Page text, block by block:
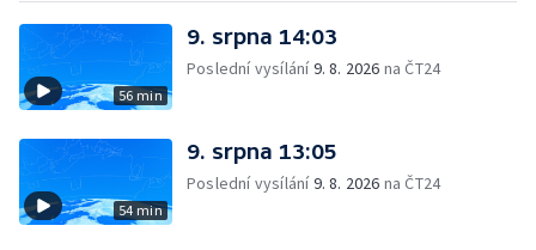
56 min
9. srpna 14:03
Poslední vysílání9. 8. 2026 na ČT24
54 min
9. srpna 13:05
Poslední vysílání9. 8. 2026 na ČT24